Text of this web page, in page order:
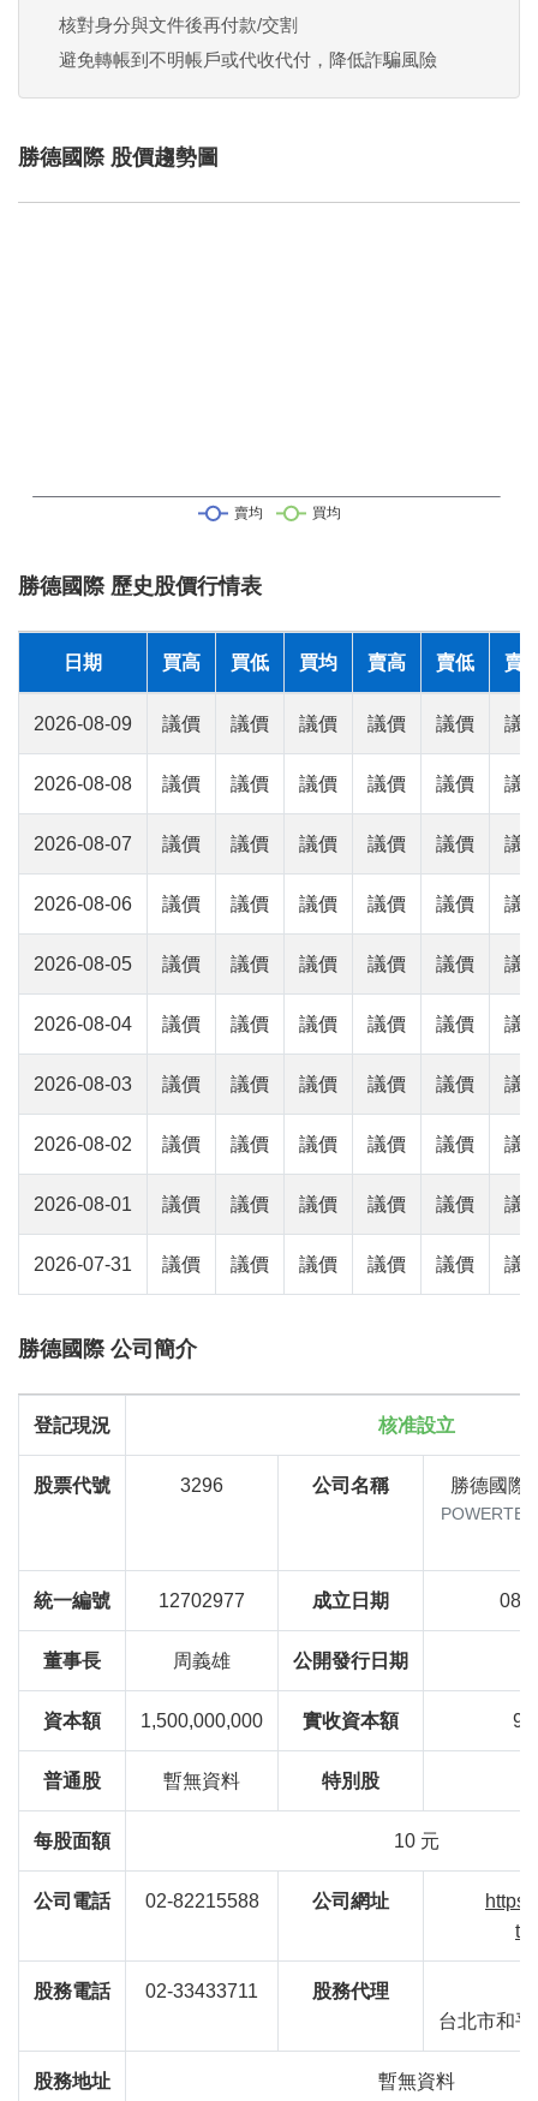
核對身分與文件後再付款/交割
避免轉帳到不明帳戶或代收代付，降低詐騙風險
勝德國際 股價趨勢圖
勝德國際 歷史股價行情表
日期 買高 買低 買均 賣高 賣低 賣
2026-08-09 議價 議價 議價 議價 議價 議
2026-08-08 議價 議價 議價 議價 議價 議
2026-08-07 議價 議價 議價 議價 議價 議
2026-08-06 議價 議價 議價 議價 議價 議
2026-08-05 議價 議價 議價 議價 議價 議
2026-08-04 議價 議價 議價 議價 議價 議
2026-08-03 議價 議價 議價 議價 議價 議
2026-08-02 議價 議價 議價 議價 議價 議
2026-08-01 議價 議價 議價 議價 議價 議
2026-07-31 議價 議價 議價 議價 議價 議
勝德國際 公司簡介
登記現況 核准設立
股票代號 3296 公司名稱 勝德國際
統一編號 12702977 成立日期 089
董事長 周義雄 公開發行日期
資本額 1,500,000,000 實收資本額
普通股 暫無資料 特別股
每股面額 10 元
公司電話 02-82215588 公司網址
股務電話 02-33433711 股務代理
台北市和
股務地址 暫無資料